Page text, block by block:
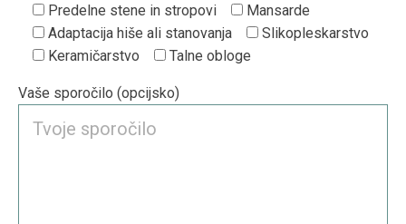
Predelne stene in stropovi
Mansarde
Adaptacija hiše ali stanovanja
Slikopleskarstvo
Keramičarstvo
Talne obloge
Vaše sporočilo (opcijsko)